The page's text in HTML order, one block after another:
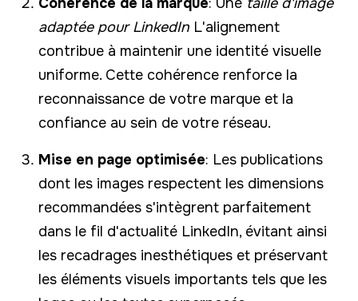
adaptée pour LinkedIn L'alignement
contribue à maintenir une identité visuelle
uniforme. Cette cohérence renforce la
reconnaissance de votre marque et la
confiance au sein de votre réseau.
Mise en page optimisée: Les publications
dont les images respectent les dimensions
recommandées s'intègrent parfaitement
dans le fil d'actualité LinkedIn, évitant ainsi
les recadrages inesthétiques et préservant
les éléments visuels importants tels que les